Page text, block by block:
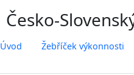
Česko-
Úvod Žebříček výkonnosti